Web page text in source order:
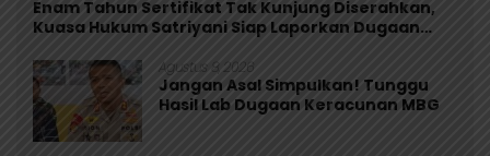
Enam Tahun Sertifikat Tak Kunjung Diserahkan,
Kuasa Hukum Satriyani Siap Laporkan Dugaan
Agustus 8, 2026
Jangan Asal Simpulkan! Tunggu
Hasil Lab Dugaan Keracunan MBG